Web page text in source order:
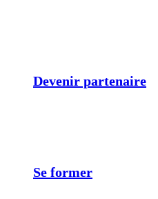
Devenir partenaire
Se former